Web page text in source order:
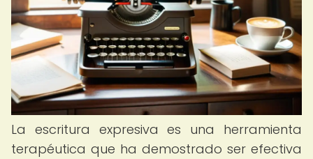
La escritura expresiva es una herramienta
terapéutica que ha demostrado ser efectiva